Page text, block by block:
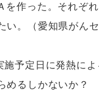
を作った。それぞ
い。（愛知県がん
予定日に発熱によ
めるしかないか？